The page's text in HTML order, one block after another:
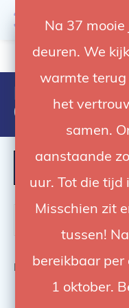
Na 37
deuren. We
warmte terug
het
samen.
aanstaande
uur. Tot die tijd
Misschien zit
tussen!
bereikbaar
1 oktober.
4.92 / 5 op
Products
Bekijk0 van de 0